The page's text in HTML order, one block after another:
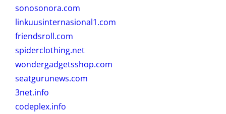
sonosonora.com
linkuusinternasional1.com
friendsroll.com
spiderclothing.net
wondergadgetsshop.com
seatgurunews.com
3net.info
codeplex.info